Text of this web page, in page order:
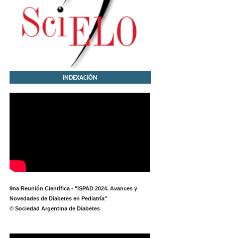
INDEXACIÓN
9na Reunión Científica - "ISPAD 2024. Avances y
Novedades de Diabetes en Pediatría"
© Sociedad Argentina de Diabetes